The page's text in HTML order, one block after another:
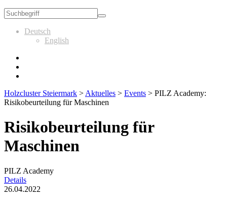
Deutsch
English
Holzcluster Steiermark > Aktuelles > Events > PILZ Academy:
Risikobeurteilung für Maschinen
Risikobeurteilung für
Maschinen
PILZ Academy
Details
26.04.2022